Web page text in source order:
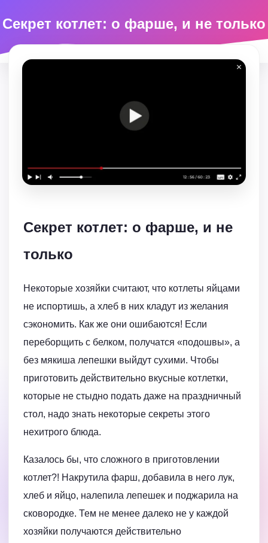
Секрет котлет: о фарше, и не только
Секрет котлет: о фарше, и не
только
Некоторые хозяйки считают, что котлеты яйцами
не испортишь, а хлеб в них кладут из желания
сэкономить. Как же они ошибаются! Если
переборщить с белком, получатся «подошвы», а
без мякиша лепешки выйдут сухими. Чтобы
приготовить действительно вкусные котлетки,
которые не стыдно подать даже на праздничный
стол, надо знать некоторые секреты этого
нехитрого блюда.
Казалось бы, что сложного в приготовлении
котлет?! Накрутила фарш, добавила в него лук,
хлеб и яйцо, налепила лепешек и поджарила на
сковородке. Тем не менее далеко не у каждой
хозяйки получаются действительно